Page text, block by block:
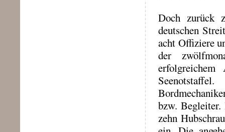
Doch zurück
deutschen
acht Offiziere
der
bzw. Begleiter.
zehn